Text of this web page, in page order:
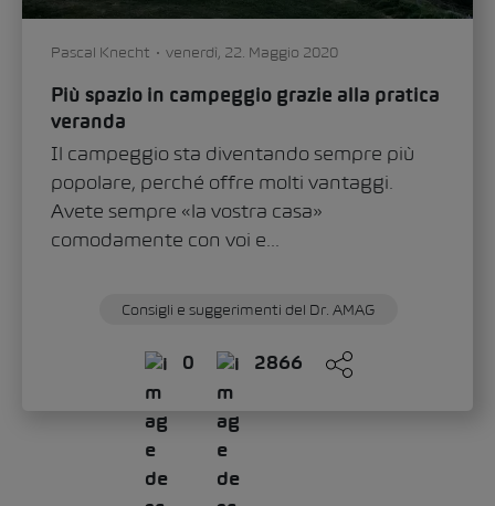
Pascal Knecht venerdì, 22. Maggio 2020
Più spazio in campeggio grazie alla pratica
veranda
Il campeggio sta diventando sempre più
popolare, perché offre molti vantaggi.
Avete sempre «la vostra casa»
comodamente con voi e...
Consigli e suggerimenti del Dr. AMAG
0 2866